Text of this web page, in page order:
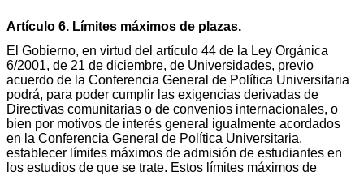
Artículo 6. Límites máximos de plazas.
El Gobierno, en virtud del artículo 44 de la Ley Orgánica
6/2001, de 21 de diciembre, de Universidades, previo
acuerdo de la Conferencia General de Política Universitaria
podrá, para poder cumplir las exigencias derivadas de
Directivas comunitarias o de convenios internacionales, o
bien por motivos de interés general igualmente acordados
en la Conferencia General de Política Universitaria,
establecer límites máximos de admisión de estudiantes en
los estudios de que se trate. Estos límites máximos de